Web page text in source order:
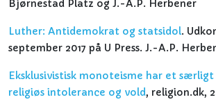
Bjørnestad Platz og J.-A.P. Herbener
Luther: Antidemokrat og statsidol.
september 2017 på U Press. J.-A.P.
Eksklusivistisk monoteisme har et
religiøs intolerance og vold, religion.dk,